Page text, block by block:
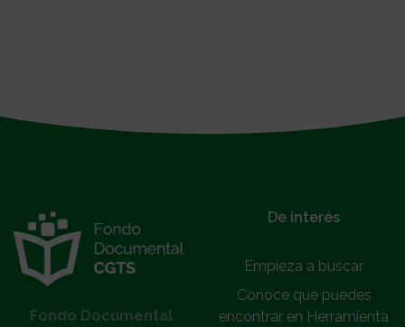
Fondo Documental
De interés
Empieza a buscar
Conoce que puedes
encontrar en Herramienta